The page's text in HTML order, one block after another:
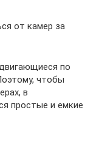
от камер за
по
чтобы
в
простые и емкие